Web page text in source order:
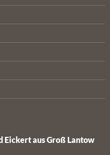
Eickert aus Groß Lantow